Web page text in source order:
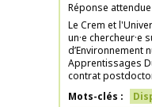
Réponse
Le Crem et
un·e chercheur·e
d’Environnement
Apprentissages
contrat
Mots-clés